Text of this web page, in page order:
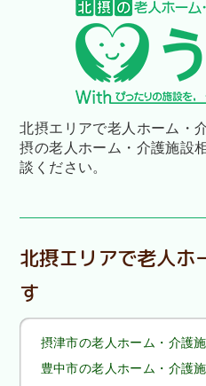
北摂エリアで老人ホーム・
摂の老人ホーム・介護施設
談ください。
北摂エリアで老人ホ
す
摂津市の老人ホーム・介護
豊中市の老人ホーム・介護